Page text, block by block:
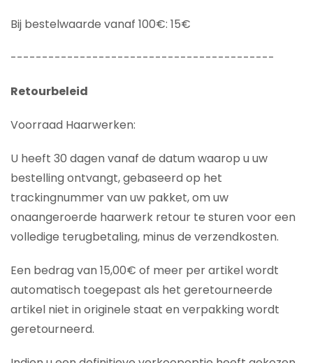
Bij bestelwaarde vanaf 100€: 15€
------------------------------------------
Retourbeleid
Voorraad Haarwerken:
U heeft 30 dagen vanaf de datum waarop u uw
bestelling ontvangt, gebaseerd op het
trackingnummer van uw pakket, om uw
onaangeroerde haarwerk retour te sturen voor een
volledige terugbetaling, minus de verzendkosten.
Een bedrag van 15,00€ of meer per artikel wordt
automatisch toegepast als het geretourneerde
artikel niet in originele staat en verpakking wordt
geretourneerd.